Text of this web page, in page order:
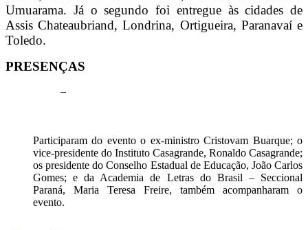
Umuarama. Já o segundo foi entregue às cidades de
Assis Chateaubriand, Londrina, Ortigueira, Paranavaí e
Toledo.
PRESENÇAS
–
Participaram do evento o ex-ministro Cristovam Buarque; o
vice-presidente do Instituto Casagrande, Ronaldo Casagrande;
os presidente do Conselho Estadual de Educação, João Carlos
Gomes; e da Academia de Letras do Brasil – Seccional
Paraná, Maria Teresa Freire, também acompanharam o
evento.